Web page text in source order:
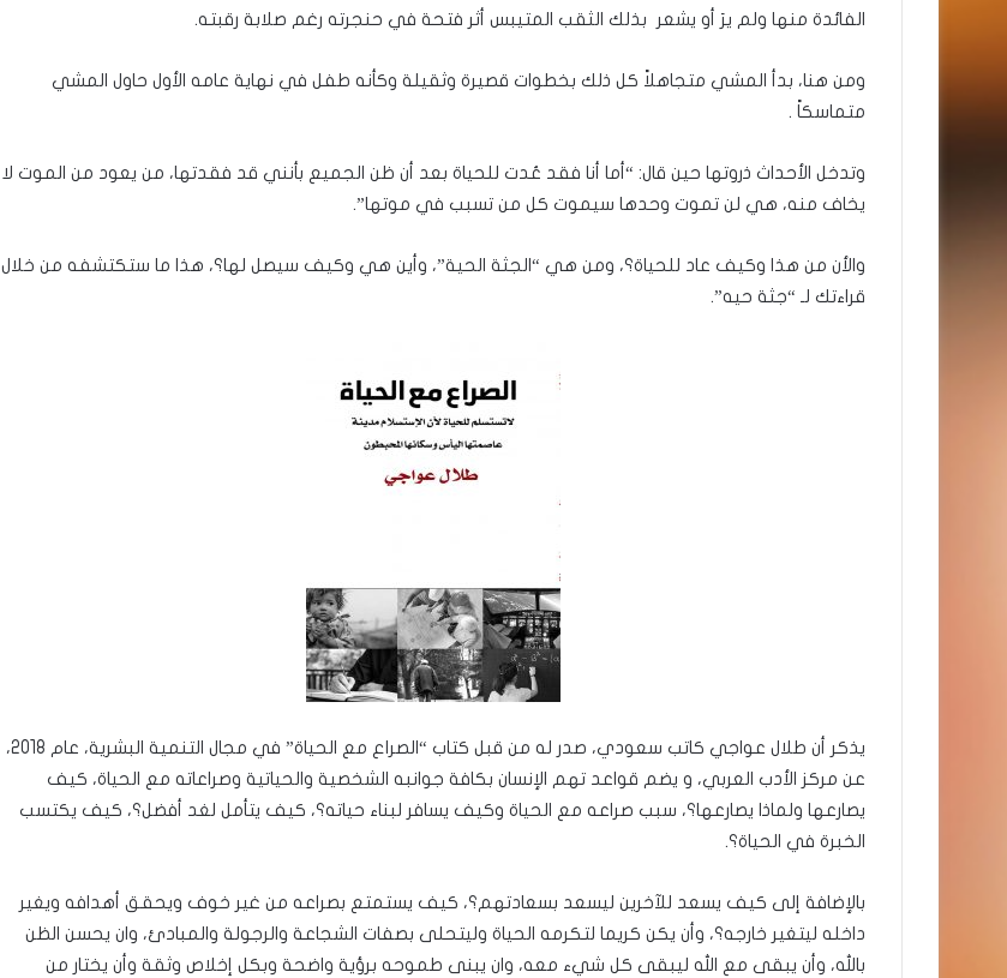
الفائدة منها ولم يرَ أو يشعر بذلك الثقب المتيبس أثر فتحة في حنجرته رغم صلابة رقبته.
ومن هنا، بدأ المشي متجاهلاً كل ذلك بخطوات قصيرة وثقيلة وكأنه طفل في نهاية عامه الأول حاول المشي
متماسكاً .
وتدخل الأحداث ذروتها حين قال: “أما أنا فقد عُدت للحياة بعد أن ظن الجميع بأنني قد فقدتها، من يعود من الموت لا
يخاف منه، هي لن تموت وحدها سيموت كل من تسبب في موتها”.
والأن من هذا وكيف عاد للحياة؟، ومن هي “الجثة الحية”، وأين هي وكيف سيصل لها؟، هذا ما ستكتشفه من خلال
قراءتك لـ “جثة حيه”.
يذكر أن طلال عواجي كاتب سعودي، صدر له من قبل كتاب “الصراع مع الحياة” في مجال التنمية البشرية، عام 2018،
عن مركز الأدب العربي، و يضم قواعد تهم الإنسان بكافة جوانبه الشخصية والحياتية وصراعاته مع الحياة، كيف
يصارعها ولماذا يصارعها؟، سبب صراعه مع الحياة وكيف يسافر لبناء حياته؟، كيف يتأمل لغد أفضل؟، كيف يكتسب
الخبرة في الحياة؟.
بالإضافة إلى كيف يسعد للآخرين ليسعد بسعادتهم؟، كيف يستمتع بصراعه من غير خوف ويحقق أهدافه ويغير
داخله ليتغير خارجه؟، وأن يكن كريما لتكرمه الحياة وليتحلى بصفات الشجاعة والرجولة والمبادئ، وان يحسن الظن
بالله، وأن يبقى مع الله ليبقى كل شيء معه، وان يبنى طموحه برؤية واضحة وبكل إخلاص وثقة وأن يختار من